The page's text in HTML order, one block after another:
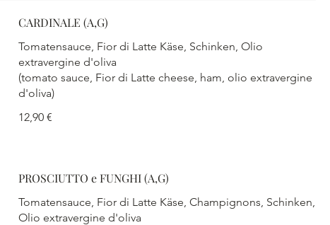
CARDINALE (A,G)
Tomatensauce, Fior di Latte Käse, Schinken, Olio
extravergine d'oliva
(tomato sauce, Fior di Latte cheese, ham, olio extravergine
d'oliva)
12,90 €
PROSCIUTTO e FUNGHI (A,G)
Tomatensauce, Fior di Latte Käse, Champignons, Schinken,
Olio extravergine d'oliva